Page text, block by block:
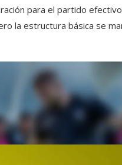
para el partido
la estructura básica se